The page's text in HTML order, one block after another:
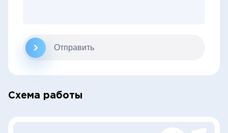
Отправить
Схема работы